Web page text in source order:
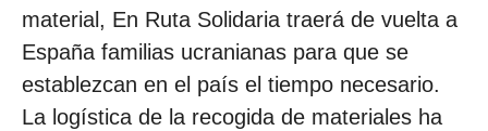
material, En Ruta Solidaria traerá de vuelta a
España familias ucranianas para que se
establezcan en el país el tiempo necesario.
La logística de la recogida de materiales ha